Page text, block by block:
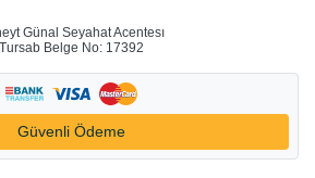
Günal Seyahat Acentesı
Tursab Belge No: 17392
Güvenli Ödeme